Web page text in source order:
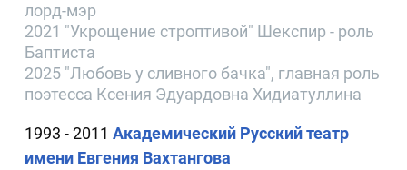
лорд-мэр
2021 "Укрощение строптивой" Шекспир - роль
Баптиста
2025 "Любовь у сливного бачка", главная роль
поэтесса Ксения Эдуардовна Хидиатуллина
1993 - 2011Академический Русский театр
имени Евгения Вахтангова